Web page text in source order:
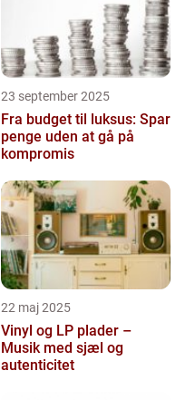
23 september 2025
Fra budget til luksus: Spar
penge uden at gå på
kompromis
22 maj 2025
Vinyl og LP plader –
Musik med sjæl og
autenticitet